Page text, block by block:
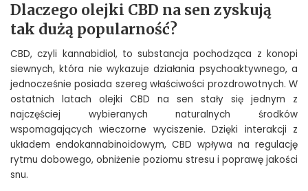
Dlaczego olejki CBD na sen zyskują
tak dużą popularność?
CBD, czyli kannabidiol, to substancja pochodząca z konopi
siewnych, która nie wykazuje działania psychoaktywnego, a
jednocześnie posiada szereg właściwości prozdrowotnych. W
ostatnich latach olejki CBD na sen stały się jednym z
najczęściej wybieranych naturalnych środków
wspomagających wieczorne wyciszenie. Dzięki interakcji z
układem endokannabinoidowym, CBD wpływa na regulację
rytmu dobowego, obniżenie poziomu stresu i poprawę jakości
snu.